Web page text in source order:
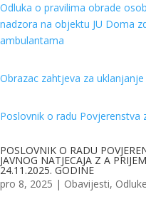
Odluka o pravilima obrade
nadzora na objektu JU Doma
ambulantama
Obrazac zahtjeva za
Poslovnik o radu Povjerenstva
POSLOVNIK O RADU
JAVNOG NATJECAJA Z A
24.11.2025. GODINE
pro 8, 2025 | Obavijesti, Odluke